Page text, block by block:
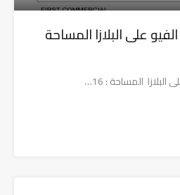
على البلازا المساحة
المساحة : 16…